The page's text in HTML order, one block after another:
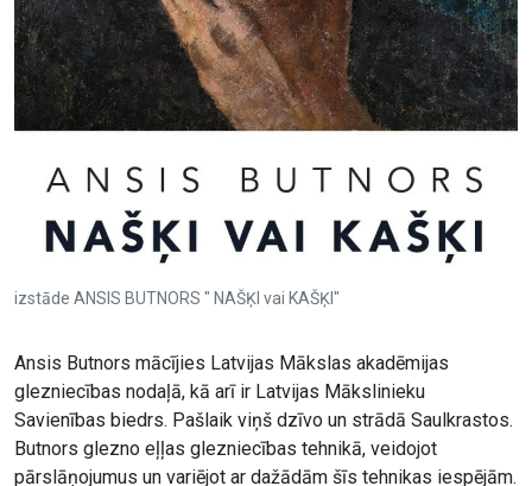
izstāde ANSIS BUTNORS " NAŠĶI vai KAŠĶI"
Ansis Butnors mācījies Latvijas Mākslas akadēmijas
glezniecības nodaļā, kā arī ir Latvijas Mākslinieku
Savienības biedrs. Pašlaik viņš dzīvo un strādā Saulkrastos.
Butnors glezno eļļas glezniecības tehnikā, veidojot
pārslāņojumus un variējot ar dažādām šīs tehnikas iespējām.